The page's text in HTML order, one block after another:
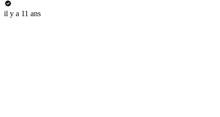
il y a 11 ans